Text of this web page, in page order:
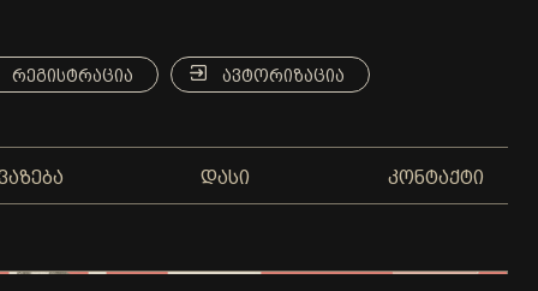
ᲠᲔᲒᲘᲡᲢᲠᲐᲪᲘᲐ ᲐᲕᲢᲝᲠᲘᲖᲐᲪᲘᲐ
ᲓᲐᲡᲘ ᲙᲝᲜᲢᲐᲥᲢᲘ